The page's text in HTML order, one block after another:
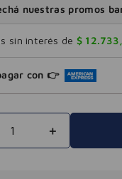
nuestras promos
sin interés de $ 12.733,
con 👉
＋